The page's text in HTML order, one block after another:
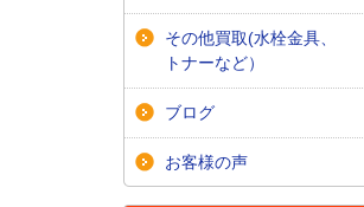
その他買取(水栓金具、
トナーなど）
ブログ
お客様の声